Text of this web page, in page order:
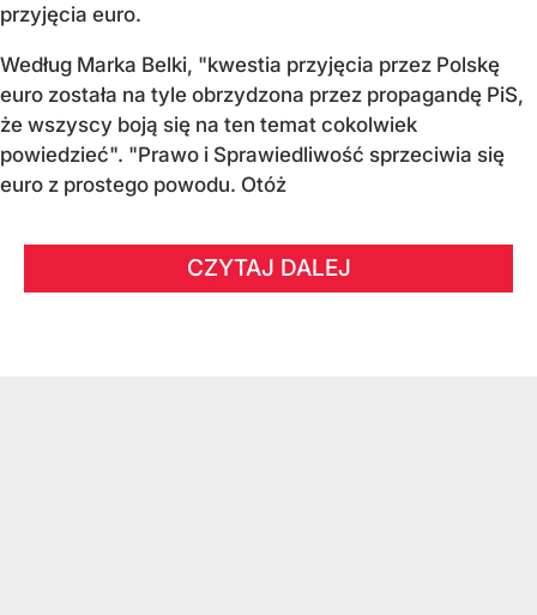
przyjęcia euro.
Według Marka Belki, "kwestia przyjęcia przez Polskę
euro została na tyle obrzydzona przez propagandę PiS,
że wszyscy boją się na ten temat cokolwiek
powiedzieć". "Prawo i Sprawiedliwość sprzeciwia się
euro z prostego powodu. Otóż
CZYTAJ DALEJ